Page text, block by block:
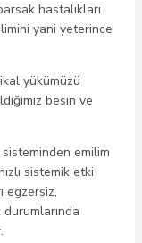
hastalıkları
yani yeterince
yükümüzü
besin ve
emilim
sistemik etki
egzersiz,